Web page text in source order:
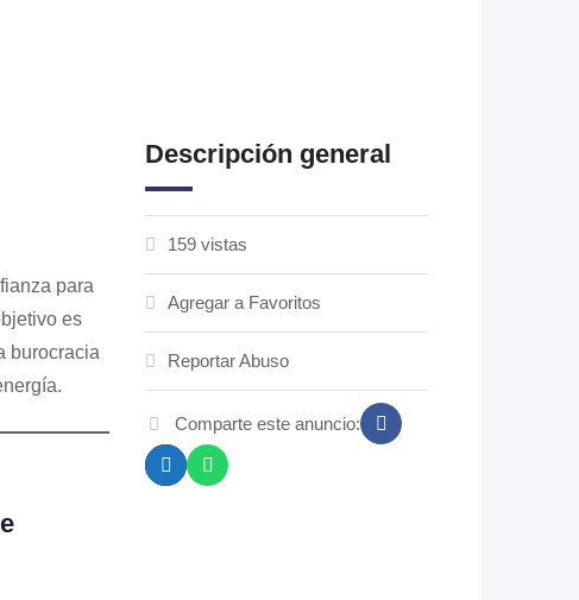
para
es
burocracia
Descripción general
159 vistas
Agregar a Favoritos
Reportar Abuso
Comparte este anuncio: